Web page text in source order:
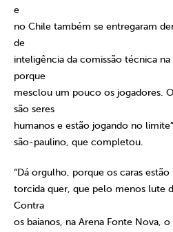
e
no Chile também se entregaram
de
inteligência da comissão técnica
porque
mesclou um pouco os jogadores.
são seres
humanos e estão jogando no
são-paulino, que completou.
“Dá orgulho, porque os caras
torcida quer, que pelo menos lute
Contra
os baianos, na Arena Fonte Nova,